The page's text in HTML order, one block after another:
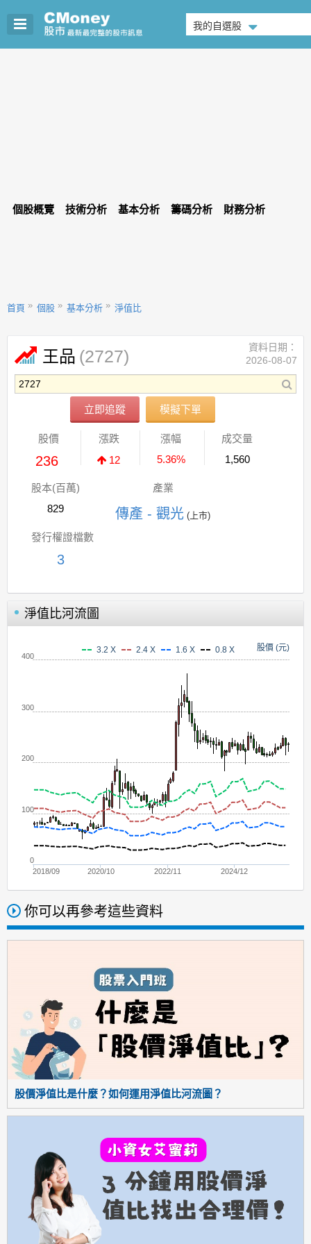
我的自選股
個股概覽 技術分析 基本分析 籌碼分析 財務分析
首頁 個股 基本分析 淨值比
王品 (2727)
立即追蹤 模擬下單
資料日期：
2026-08-07
股價
236
漲跌
12
漲幅
5.36%
成交量
1,560
股本(百萬)
829
產業
傳產 - 觀光 (上市)
發行權證檔數
3
淨值比河流圖
股價 (元)
3.2 X 2.4 X 1.6 X 0.8 X
2018/09 2020/10 2022/11 2024/12
0
100
200
300
400
你可以再參考這些資料
股價淨值比是什麼？如何運用淨值比河流圖？